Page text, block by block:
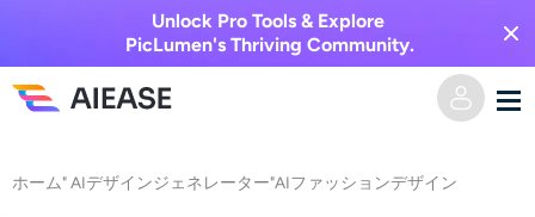
Unlock Pro Tools & Explore
PicLumen's Thriving Community.
ホーム"AIデザインジェネレーター"AIファッションデザイン